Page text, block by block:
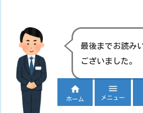
最後までお読み
ございました。

ホーム

メニュー